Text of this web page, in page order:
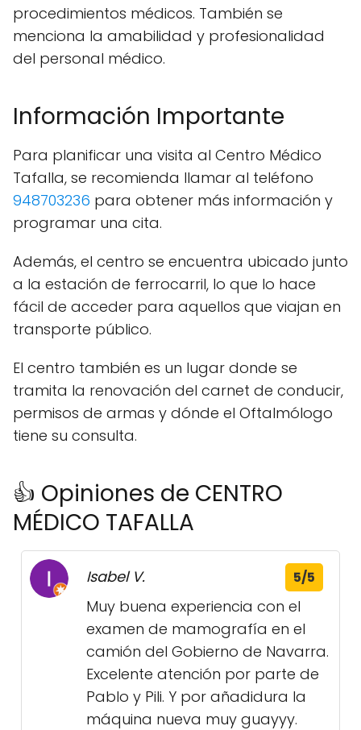
procedimientos médicos. También se
menciona la amabilidad y profesionalidad
del personal médico.
Información Importante
Para planificar una visita al Centro Médico
Tafalla, se recomienda llamar al teléfono
948703236 para obtener más información y
programar una cita.
Además, el centro se encuentra ubicado junto
a la estación de ferrocarril, lo que lo hace
fácil de acceder para aquellos que viajan en
transporte público.
El centro también es un lugar donde se
tramita la renovación del carnet de conducir,
permisos de armas y dónde el Oftalmólogo
tiene su consulta.
👍 Opiniones de CENTRO
MÉDICO TAFALLA
Isabel V. 5/5
Muy buena experiencia con el
examen de mamografía en el
camión del Gobierno de Navarra.
Excelente atención por parte de
Pablo y Pili. Y por añadidura la
máquina nueva muy guayyy.